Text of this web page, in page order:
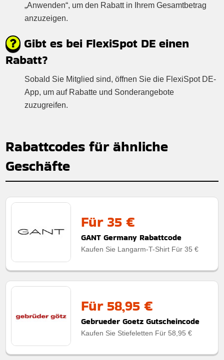
„Anwenden“, um den Rabatt in Ihrem Gesamtbetrag
anzuzeigen.
Gibt es bei FlexiSpot DE einen
Rabatt?
Sobald Sie Mitglied sind, öffnen Sie die FlexiSpot DE-
App, um auf Rabatte und Sonderangebote
zuzugreifen.
Rabattcodes für ähnliche
Geschäfte
Für 35 €
GANT Germany Rabattcode
Kaufen Sie Langarm-T-Shirt Für 35 €
Für 58,95 €
Gebrueder Goetz Gutscheincode
Kaufen Sie Stiefeletten Für 58,95 €